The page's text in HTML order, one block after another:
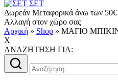
ΣΕΤ
Δωρεάν Μεταφορικά άνω των 50€
Αλλαγή στον χώρο σας
Αρχική » Shop » ΜΑΓΙΟ
X
AΝΑΖΗΤΗΣΗ ΓΙΑ:
Αναζήτηση
για: